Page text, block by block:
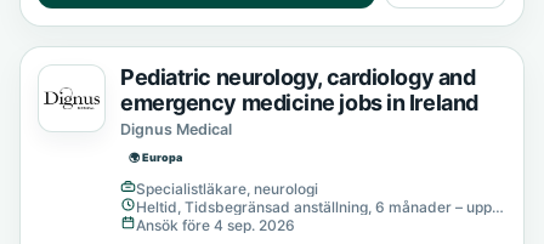
Pediatric neurology, cardiology and
emergency medicine jobs in Ireland
Dignus Medical
🌍 Europa
Specialistläkare, neurologi
Heltid, Tidsbegränsad anställning, 6 månader – upp
till 12 månader
Ansök före 4 sep. 2026